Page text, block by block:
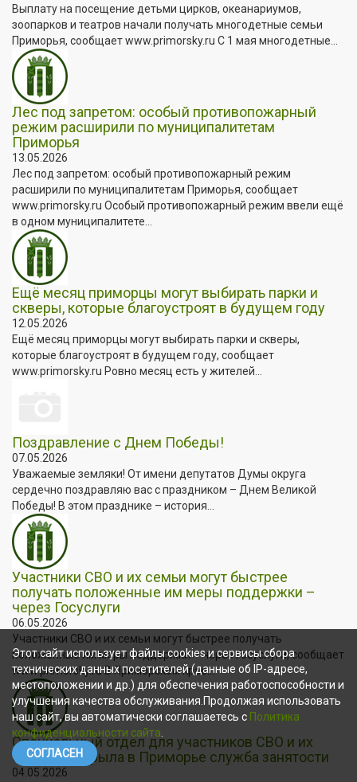
Выплату на посещение детьми цирков, океанариумов,
зоопарков и театров начали получать многодетные семьи
Приморья, сообщает www.primorsky.ru С 1 мая многодетные...
Лес под запретом: особый противопожарный
режим расширили по муниципалитетам
Приморья
13.05.2026
Лес под запретом: особый противопожарный режим
расширили по муниципалитетам Приморья, сообщает
www.primorsky.ru Особый противопожарный режим ввели ещё
в одном муниципалитете...
Ещё месяц приморцы могут выбирать парки и
скверы, которые благоустроят в будущем году
12.05.2026
Ещё месяц приморцы могут выбирать парки и скверы,
которые благоустроят в будущем году, сообщает
www.primorsky.ru Ровно месяц есть у жителей...
Поздравление с Днем Победы!
07.05.2026
Уважаемые земляки! От имени депутатов Думы округа
сердечно поздравляю вас с праздником – Днем Великой
Победы! В этом празднике – история...
Участники СВО и их семьи могут быстрее
получать положенные им меры поддержки –
через Госуслуги
06.05.2026
Участники СВО и их семьи могут быстрее получать
положенные им меры поддержки – через Госуслуги, сообщает
www.primorsky.ru В Приморском крае...
Специальный отдел для участников СВО и их
близких открыла в Приморье служба занятости
04.05.2026
Этот сайт использует файлы cookies и сервисы сбора
технических данных посетителей (данные об IP-адресе,
местоположении и др.) для обеспечения работоспособности и
улучшения качества обслуживания.Продолжая использовать
наш сайт, вы автоматически соглашаетесь с Политика
конфиденциальности сайта
СОГЛАСЕН